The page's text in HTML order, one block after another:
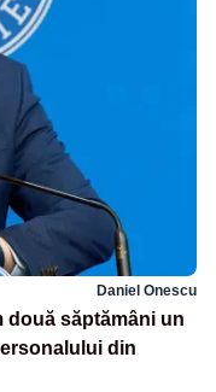
Daniel Onescu
două săptămâni un
din